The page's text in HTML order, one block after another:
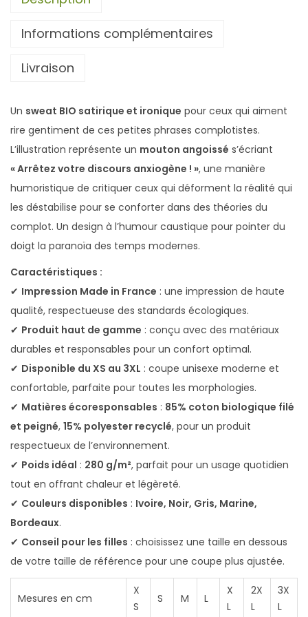
a
B
O
U
n
i
g
e
n
r
x
Informations complémentaires
Livraison
Un sweat BIO satirique et ironique pour ceux qui aiment
rire gentiment de ces petites phrases complotistes.
L’illustration représente un mouton angoissé s’écriant
« Arrêtez votre discours anxiogène ! », une manière
humoristique de critiquer ceux qui déforment la réalité qui
les déstabilise pour se conforter dans des théories du
complot. Un design à l’humour caustique pour pointer du
doigt la paranoïa des temps modernes.
Caractéristiques :
✔ Impression Made in France : une impression de haute
qualité, respectueuse des standards écologiques.
✔ Produit haut de gamme : conçu avec des matériaux
durables et responsables pour un confort optimal.
✔ Disponible du XS au 3XL : coupe unisexe moderne et
confortable, parfaite pour toutes les morphologies.
✔ Matières écoresponsables : 85% coton biologique filé
et peigné, 15% polyester recyclé, pour un produit
respectueux de l’environnement.
✔ Poids idéal : 280 g/m², parfait pour un usage quotidien
tout en offrant chaleur et légèreté.
✔ Couleurs disponibles : Ivoire, Noir, Gris, Marine,
Bordeaux.
✔ Conseil pour les filles : choisissez une taille en dessous
de votre taille de référence pour une coupe plus ajustée.
Mesures en cm
X
S
S M L
X
L
2X
L
3X
L